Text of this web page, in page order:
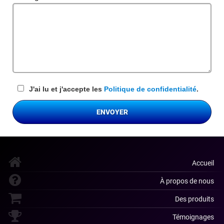
requis
J'ai lu et j'accepte les Politique de confidentialité.
ENVOYER
Accueil
À propos de nous
Des produits
Témoignages